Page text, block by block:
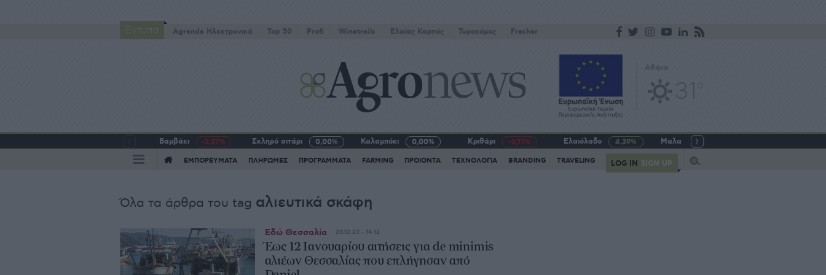
Έντυπα Agrenda Ηλεκτρονικά Top 50 Profi Winetrails Eλαίας Καρπός Τυροκόμος Fresher
Βαμβάκι -2,37% Σκληρό σιτάρι 0,00% Καλαμπόκι 0,00% Κριθάρι -6,71% Ελαιόλαδο 4,39% Μαλακό σιτάρι
ΕΜΠΟΡΕΥΜΑΤΑ ΠΛΗΡΩΜΕΣ ΠΡΟΓΡΑΜΜΑΤΑ FARMING ΠΡΟΙΟΝΤΑ ΤΕΧΝΟΛΟΓΙΑ BRANDING TRAVELING LOG IN SIGN UP
Όλα τα άρθρα του tag αλιευτικά σκάφη
Εδώ Θεσσαλία 28.12.23 - 14:12
Έως 12 Ιανουαρίου αιτήσεις για de minimis
αλιέων Θεσσαλίας που επλήγησαν από